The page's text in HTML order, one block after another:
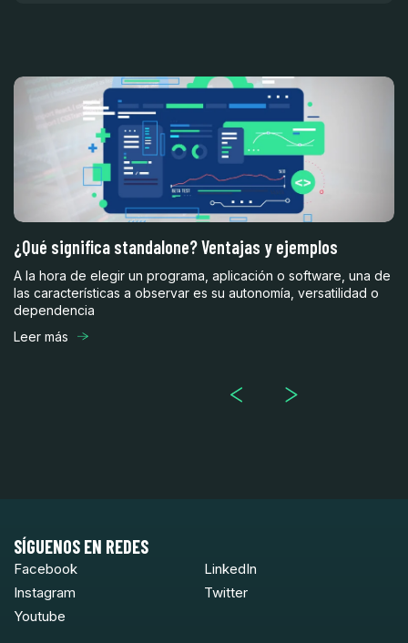
¿Qué significa standalone? Ventajas y ejemplos
A la hora de elegir un programa, aplicación o software, una de
las características a observar es su autonomía, versatilidad o
dependencia
Leer más
SÍGUENOS EN REDES
Facebook
LinkedIn
Instagram
Twitter
Youtube